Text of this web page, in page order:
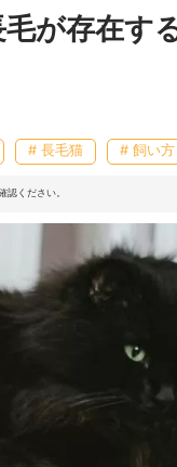
が存在す
# 長毛猫 # 飼い方
ください。